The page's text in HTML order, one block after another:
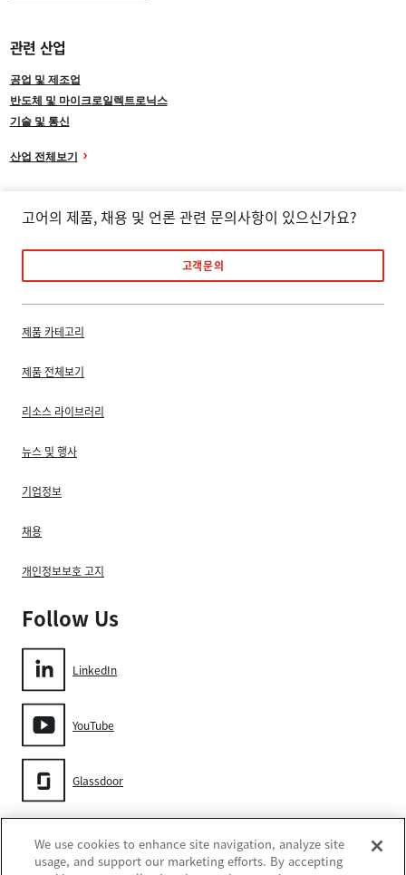
관련 산업
공업 및 제조업
반도체 및 마이크로일렉트로닉스
기술 및 통신
산업 전체보기
고어의 제품, 채용 및 언론 관련 문의사항이 있으신가요?
고객문의
제품 카테고리
제품 전체보기
리소스 라이브러리
뉴스 및 행사
기업정보
채용
개인정보보호 고지
Follow Us
LinkedIn
YouTube
Glassdoor
Gore
We use cookies to enhance site navigation, analyze site
usage, and support our marketing efforts. By accepting